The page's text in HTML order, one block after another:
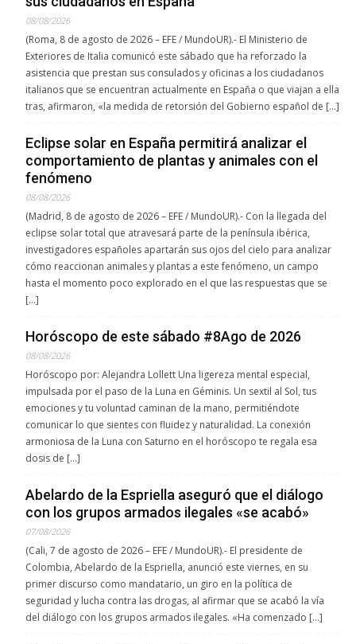
08/08/2026
(Roma, 8 de agosto de 2026 – EFE / MundoUR).- El Ministerio de
Exteriores de Italia comunicó este sábado que ha reforzado la
asistencia que prestan sus consulados y oficinas a los ciudadanos
italianos que se encuentran actualmente en España o que viajan a ella
tras, afirmaron, «la medida de retorsión del Gobierno español de […]
Eclipse solar en España permitirá analizar el
comportamiento de plantas y animales con el
fenómeno
08/08/2026
(Madrid, 8 de agosto de 2026 – EFE / MundoUR).- Con la llegada del
eclipse solar total que atravesará parte de la península ibérica,
investigadores españoles apartarán sus ojos del cielo para analizar
cómo reaccionan animales y plantas a este fenómeno, un campo
hasta el momento poco explorado en el que las respuestas que se
[…]
Horóscopo de este sábado #8Ago de 2026
08/08/2026
Horóscopo por: Alejandra Lollett Una ligereza mental especial,
impulsada por el paso de la Luna en Géminis. Un sextil al Sol, tus
emociones y tu voluntad caminan de la mano, permitiéndote
comunicar lo que sientes con fluidez y naturalidad. La conexión
armoniosa de la Luna con Saturno en el horóscopo te regala esa
dosis de […]
Abelardo de la Espriella aseguró que el diálogo
con los grupos armados ilegales «se acabó»
07/08/2026
(Cali, 7 de agosto de 2026 – EFE / MundoUR).- El presidente de
Colombia, Abelardo de la Espriella, anunció este viernes, en su
primer discurso como mandatario, un giro en la política de
seguridad y lucha contra las drogas, al afirmar que se acabó la vía
del diálogo con los grupos armados ilegales. «Ha comenzado […]